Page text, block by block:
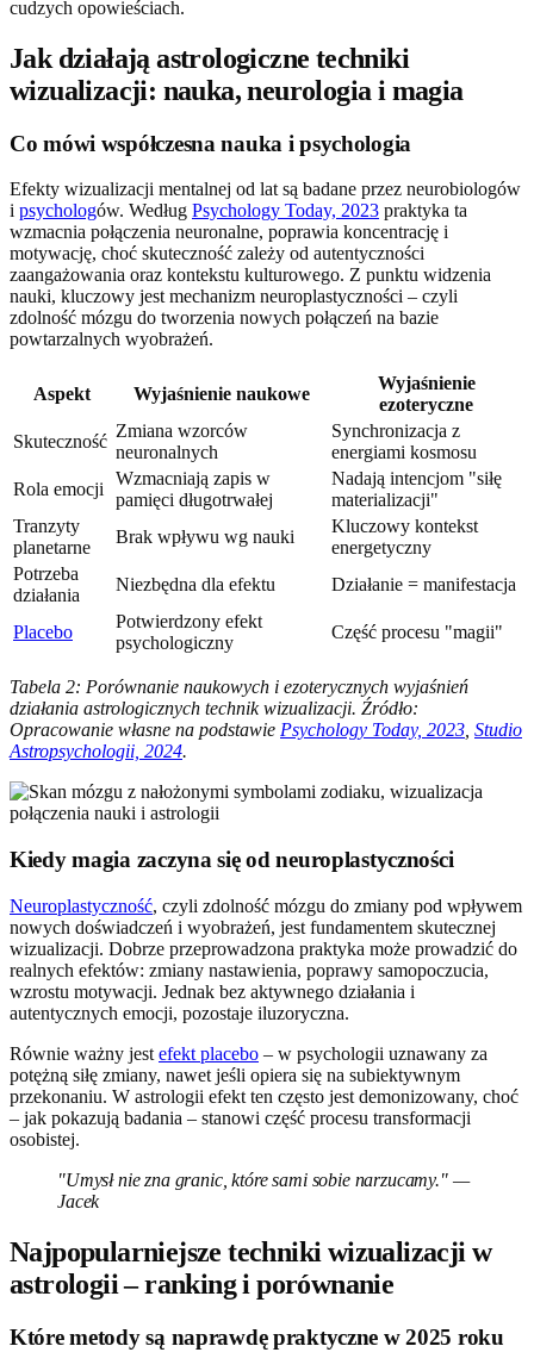
cudzych opowieściach.
Jak działają astrologiczne techniki
wizualizacji: nauka, neurologia i magia
Co mówi współczesna nauka i psychologia
Efekty wizualizacji mentalnej od lat są badane przez neurobiologów
i psychologów. Według Psychology Today, 2023 praktyka ta
wzmacnia połączenia neuronalne, poprawia koncentrację i
motywację, choć skuteczność zależy od autentyczności
zaangażowania oraz kontekstu kulturowego. Z punktu widzenia
nauki, kluczowy jest mechanizm neuroplastyczności – czyli
zdolność mózgu do tworzenia nowych połączeń na bazie
powtarzalnych wyobrażeń.
Aspekt Wyjaśnienie naukowe
Wyjaśnienie
ezoteryczne
Skuteczność
Zmiana wzorców
neuronalnych
Synchronizacja z
energiami kosmosu
Rola emocji
Wzmacniają zapis w
pamięci długotrwałej
Nadają intencjom "siłę
materializacji"
Tranzyty
planetarne
Brak wpływu wg nauki
Kluczowy kontekst
energetyczny
Potrzeba
działania
Niezbędna dla efektu Działanie = manifestacja
Placebo
Potwierdzony efekt
psychologiczny
Część procesu "magii"
Tabela 2: Porównanie naukowych i ezoterycznych wyjaśnień
działania astrologicznych technik wizualizacji. Źródło:
Opracowanie własne na podstawie Psychology Today, 2023 Studio
Astropsychologii, 2024.
Kiedy magia zaczyna się od neuroplastyczności
Neuroplastyczność, czyli zdolność mózgu do zmiany pod wpływem
nowych doświadczeń i wyobrażeń, jest fundamentem skutecznej
wizualizacji. Dobrze przeprowadzona praktyka może prowadzić do
realnych efektów: zmiany nastawienia, poprawy samopoczucia,
wzrostu motywacji. Jednak bez aktywnego działania i
autentycznych emocji, pozostaje iluzoryczna.
Równie ważny jest efekt placebo – w psychologii uznawany za
potężną siłę zmiany, nawet jeśli opiera się na subiektywnym
przekonaniu. W astrologii efekt ten często jest demonizowany, choć
– jak pokazują badania – stanowi część procesu transformacji
osobistej.
"Umysł nie zna granic, które sami sobie narzucamy." —
Jacek
Najpopularniejsze techniki wizualizacji w
astrologii – ranking i porównanie
Które metody są naprawdę praktyczne w 2025 roku